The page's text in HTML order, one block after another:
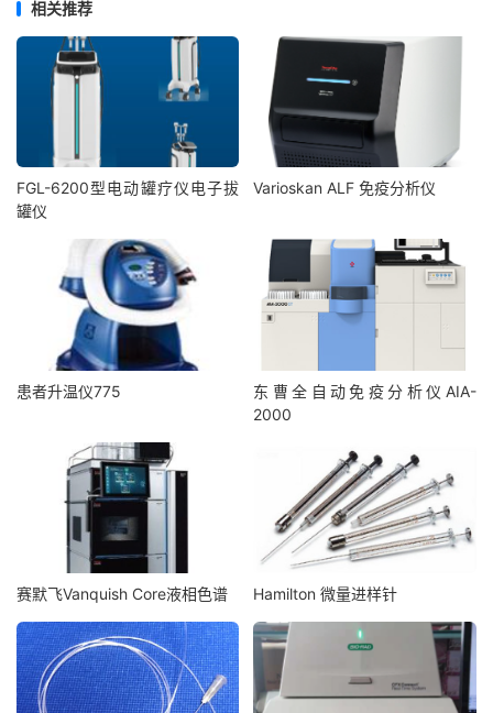
相关推荐
FGL-6200型电动罐疗仪电子拔
罐仪
Varioskan ALF 免疫分析仪
患者升温仪775
东曹全自动免疫分析仪AIA-
2000
赛默飞Vanquish Core液相色谱 Hamilton 微量进样针